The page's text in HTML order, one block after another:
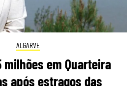
ALGARVE
milhões em Quarteira
após estragos das